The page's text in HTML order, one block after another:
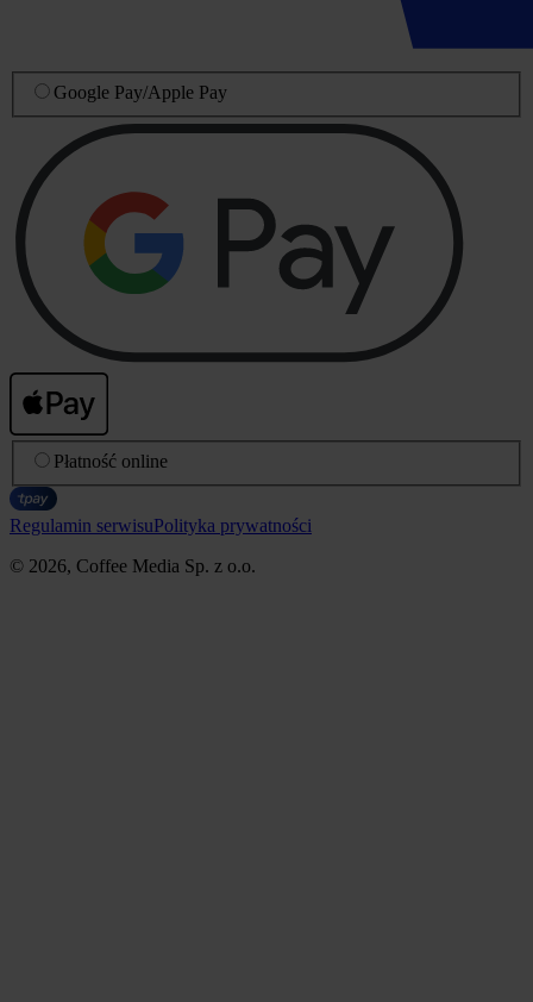
Google Pay/Apple Pay
Płatność online
Regulamin serwisuPolityka prywatności
© 2026, Coffee Media Sp. z o.o.